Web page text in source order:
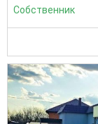
Собственник